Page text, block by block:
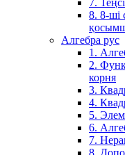
8. 8-ші
Алгебра рус
1.
2.
корня
3.
4.
5.
6.
7.
8.